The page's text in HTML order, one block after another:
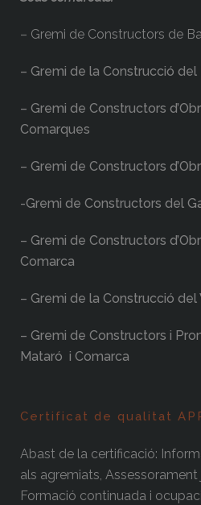
– Gremi de Constructors de
– Gremi de la Construcció del
– Gremi de Constructors
Comarques
– Gremi de Constructors
-Gremi de Constructors del
– Gremi de Constructors
Comarca
– Gremi de la Construcció del
– Gremi de Constructors i
Mataró i Comarca
Certificat de qualitat
Abast de la certificació:
als agremiats, Assessorament
Formació continuada i